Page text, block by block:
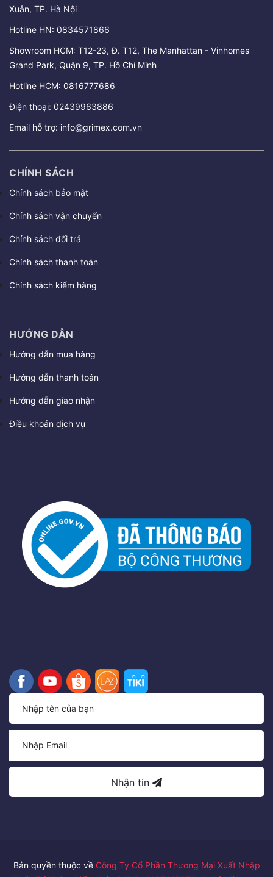
Xuân, TP. Hà Nội
Hotline HN: 0834571866
Showroom HCM: T12-23, Đ. T12, The Manhattan - Vinhomes
Grand Park, Quận 9, TP. Hồ Chí Minh
Hotline HCM: 0816777686
Điện thoại: 02439963886
Email hỗ trợ: info@grimex.com.vn
CHÍNH SÁCH
Chính sách bảo mật
Chính sách vận chuyển
Chính sách đổi trả
Chính sách thanh toán
Chính sách kiểm hàng
HƯỚNG DẪN
Hướng dẫn mua hàng
Hướng dẫn thanh toán
Hướng dẫn giao nhận
Điều khoản dịch vụ
Nhận tin
Bản quyền thuộc về Công Ty Cổ Phần Thương Mại Xuất Nhập